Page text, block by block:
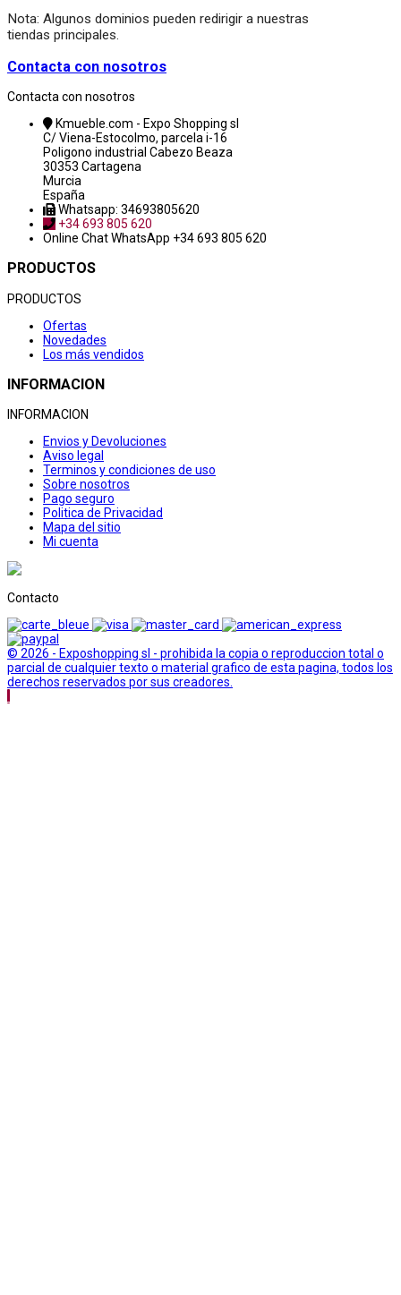
Nota: Algunos dominios pueden redirigir a nuestras
tiendas principales.
Contacta con nosotros
Contacta con nosotros
Kmueble.com - Expo Shopping sl
C/ Viena-Estocolmo, parcela i-16
Poligono industrial Cabezo Beaza
30353 Cartagena
Murcia
España
Whatsapp: 34693805620
+34 693 805 620
Online ChatWhatsApp +34 693 805 620
PRODUCTOS
PRODUCTOS
Ofertas
Novedades
Los más vendidos
INFORMACION
INFORMACION
Envios y Devoluciones
Aviso legal
Terminos y condiciones de uso
Sobre nosotros
Pago seguro
Politica de Privacidad
Mapa del sitio
Mi cuenta
Contacto
© 2026 - Exposhopping sl - prohibida la copia o reproduccion total o
parcial de cualquier texto o material grafico de esta pagina, todos los
derechos reservados por sus creadores.